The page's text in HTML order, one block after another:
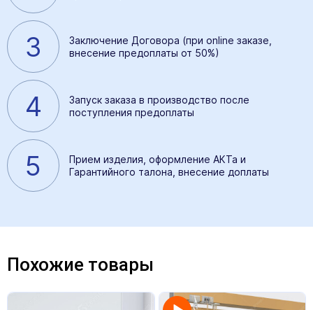
3
Заключение Договора (при online заказе,
внесение предоплаты от 50%)
4
Запуск заказа в производство после
поступления предоплаты
5
Прием изделия, оформление АКТа и
Гарантийного талона, внесение доплаты
Похожие товары